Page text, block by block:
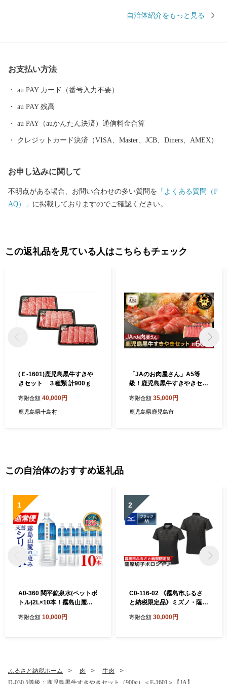
の豊かな自然が広がり、その中で育つ黒豚・黒牛・黒さつま鶏・
める家族湯やロケーションが最高の露天風呂、昔ながらの湯治温
器を手に高千穂峰に降り立ったとされる「天孫降臨神話」が残
り、そのニニギノミコトを御祭神としている霧島神宮を中心にた
くさんのパワースポットがあり、そのパワーを求めて全国から多
ことができます。遠いようで近いまち「霧島市」。多くの偉人が
さと職人技で注目を集めている「薩摩錫器」や「薩摩切子」など
自治体紹介をもっと見る
お支払い方法
au PAY カード（番号入力不要）
au PAY 残高
au PAY（auかんたん決済）通信料金合算
クレジットカード決済（VISA、Master、JCB、Diners、AMEX）
お申し込みに関して
不明点がある場合、お問い合わせの多い質問を 「よくある質問（F
AQ）」 に掲載しておりますのでご確認ください。
この返礼品を見ている人はこちらもチェック
(Ｅ-1601)鹿児島黒牛すきや
きセット ３種類 計900ｇ
寄附金額 40,000円
鹿児島県十島村
「JAのお肉屋さん」A5等
級！鹿児島黒牛すきやきセッ
寄附金額 35,000円
鹿児島県鹿児島市
この自治体のおすすめ返礼品
1
A0-360 関平鉱泉水(ペットボ
トル)2L×10本！霧島山麓の
水♪美容と健康のミネラル成
寄附金額 10,000円
2
C0-116-02 《霧島市ふるさ
と納税限定品》ミズノ・薩摩
ク・M)【ミズノ】 日本製 国
寄附金額 30,000円
ふるさと納税ホーム 肉
牛肉